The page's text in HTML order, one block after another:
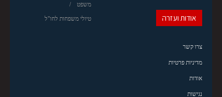
משפט
טיולי משפחות לחו"ל אודות ועזרה
צרו קשר
מדיניות פרטיות
אודות
נגישות